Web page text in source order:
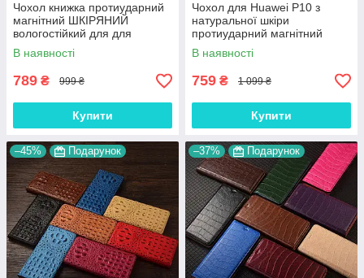
Чохол книжка протиударний
магнітний ШКІРЯНИЙ
вологостійкий для для
Huawei P10 "LUXON"
В наявності
789 ₴ 999 ₴
Купити
Чохол для Huawei P10 з
натуральної шкіри
протиударний магнітний
книжка з підставкою
"VENETTA"
В наявності
759 ₴ 1 099 ₴
Купити
–45% Подарунок –37% Подарунок